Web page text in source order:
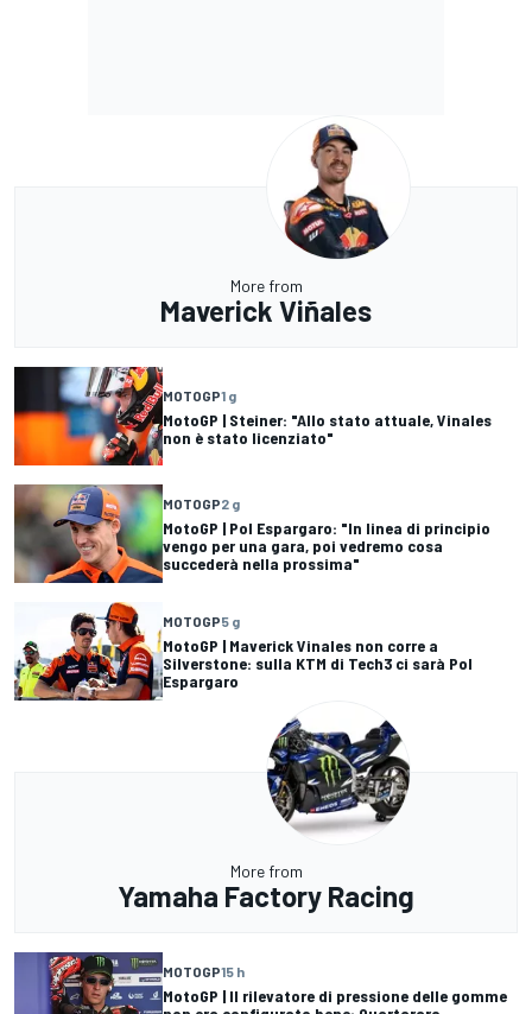
More from
Maverick Viñales
MOTOGP1 g
MotoGP | Steiner: "Allo stato attuale, Vinales
non è stato licenziato"
MOTOGP2 g
MotoGP | Pol Espargaro: "In linea di principio
vengo per una gara, poi vedremo cosa
succederà nella prossima"
MOTOGP5 g
MotoGP | Maverick Vinales non corre a
Silverstone: sulla KTM di Tech3 ci sarà Pol
Espargaro
More from
Yamaha Factory Racing
MOTOGP15 h
MotoGP | Il rilevatore di pressione delle gomme